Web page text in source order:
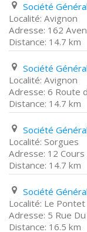
Avignon
162
14.7 km
Avignon
6 Route
14.7 km
Sorgues
12
14.7 km
Le Pontet
5 Rue
16.5 km